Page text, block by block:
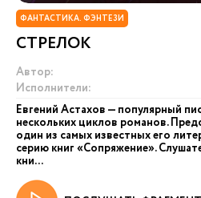
ФАНТАСТИКА. ФЭНТЕЗИ
СТРЕЛОК
Автор:
Исполнители:
Евгений Астахов — популярный
нескольких циклов романов.
один из самых известных его
серию книг «Сопряжение».
кни...